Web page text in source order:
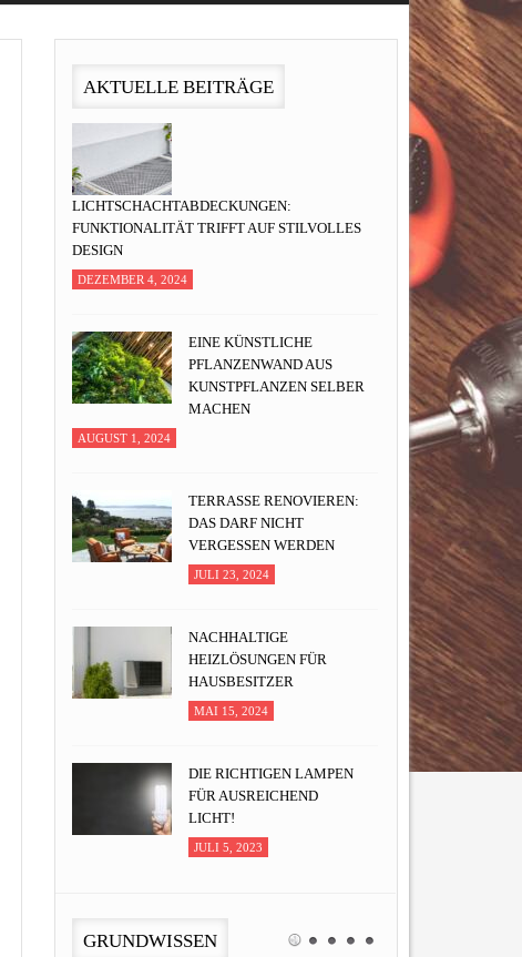
AKTUELLE BEITRÄGE
LICHTSCHACHTABDECKUNGEN:
FUNKTIONALITÄT TRIFFT AUF STILVOLLES
DESIGN
DEZEMBER 4, 2024
EINE KÜNSTLICHE
PFLANZENWAND AUS
KUNSTPFLANZEN SELBER
MACHEN
AUGUST 1, 2024
TERRASSE RENOVIEREN:
DAS DARF NICHT
VERGESSEN WERDEN
JULI 23, 2024
NACHHALTIGE
HEIZLÖSUNGEN FÜR
HAUSBESITZER
MAI 15, 2024
DIE RICHTIGEN LAMPEN
FÜR AUSREICHEND
LICHT!
JULI 5, 2023
GRUNDWISSEN